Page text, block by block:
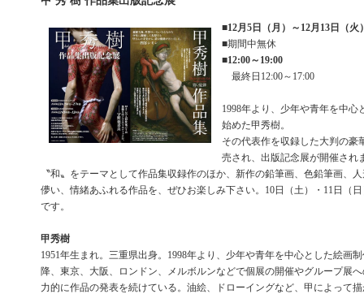
■12月5日（月）～12月13日（火
■期間中無休
■12:00～19:00
最終日12:00～17:00
1998年より、少年や青年を中心
始めた甲秀樹。
その代表作を収録した大判の豪
売され、出版記念展が開催され
〝和〟をテーマとして作品集収録作のほか、新作の鉛筆画、色鉛筆画、
儚い、情緒あふれる作品を、ぜひお楽しみ下さい。10日（土）・11日（
です。
甲秀樹
1951年生まれ。三重県出身。1998年より、少年や青年を中心とした絵画
降、東京、大阪、ロンドン、メルボルンなどで個展の開催やグループ展
力的に作品の発表を続けている。油絵、ドローイングなど、甲によって